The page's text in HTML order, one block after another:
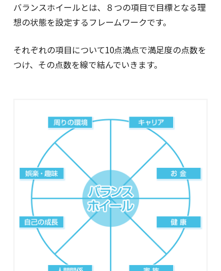
バランスホイールとは、８つの項目で目標となる理
想の状態を設定するフレームワークです。
それぞれの項目について10点満点で満足度の点数を
つけ、その点数を線で結んでいきます。